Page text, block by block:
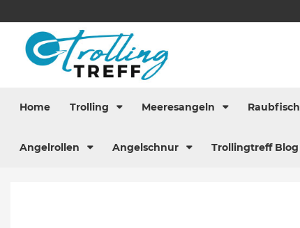
Home Trolling Meeresangeln
Angelrollen Angelschnur Trollingtreff Blog